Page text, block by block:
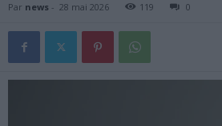
Par news - 28 mai 2026 119 0